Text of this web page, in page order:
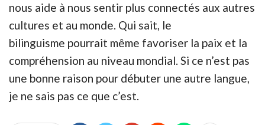
nous aide à nous sentir plus connectés aux autres
cultures et au monde. Qui sait, le
bilinguisme pourrait même favoriser la paix et la
compréhension au niveau mondial. Si ce n’est pas
une bonne raison pour débuter une autre langue,
je ne sais pas ce que c’est.